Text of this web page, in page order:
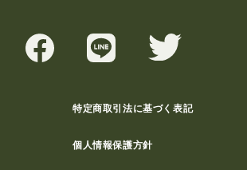
特定商取引法に基づく表記
個人情報保護方針